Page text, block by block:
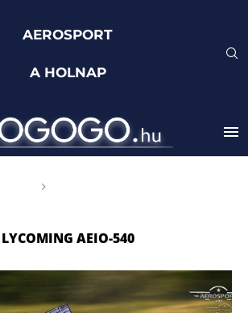
AEROSPORT
A HOLNAP
LYCOMING AEIO-540